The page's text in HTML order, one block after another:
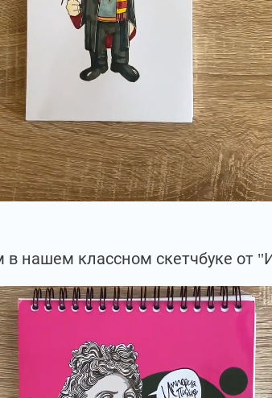
в нашем классном скетчбуке от